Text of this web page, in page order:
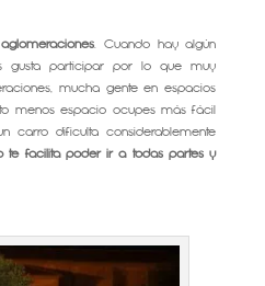
. Cuando hay algún
gusta participar por lo que muy
mucha gente en espacios
menos espacio ocupes más fácil
carro dificulta considerablemente
te facilita poder ir a todas partes y